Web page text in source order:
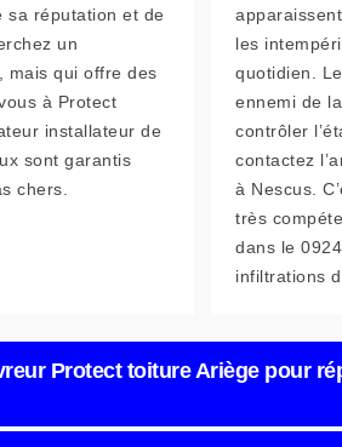
sa réputation et de
un
mais qui offre des
à Protect
installateur de
sont garantis
chers.
les
quotidien.
ennemi de
contrôler
contactez
à Nescus.
très
dans le
infiltrations
Protect toiture Ariège pour